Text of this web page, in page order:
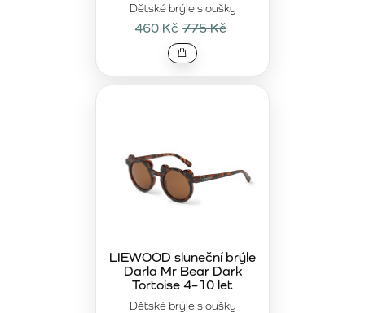
Dětské brýle s oušky
460 Kč 775 Kč
Dětské brýle s oušky
LIEWOOD sluneční brýle
Darla Mr Bear Dark
Tortoise 4–10 let